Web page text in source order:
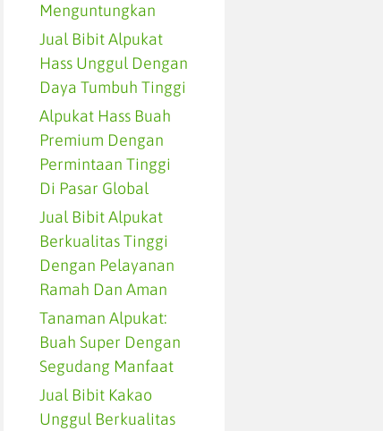
Menguntungkan
Jual Bibit Alpukat
Hass Unggul Dengan
Daya Tumbuh Tinggi
Alpukat Hass Buah
Premium Dengan
Permintaan Tinggi
Di Pasar Global
Jual Bibit Alpukat
Berkualitas Tinggi
Dengan Pelayanan
Ramah Dan Aman
Tanaman Alpukat:
Buah Super Dengan
Segudang Manfaat
Jual Bibit Kakao
Unggul Berkualitas